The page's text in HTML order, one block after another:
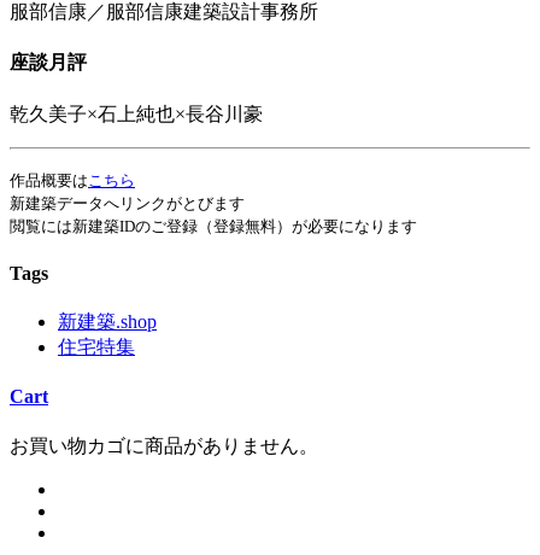
服部信康／服部信康建築設計事務所
座談月評
乾久美子×石上純也×長谷川豪
作品概要は こちら
新建築データへリンクがとびます
閲覧には新建築IDのご登録（登録無料）が必要になります
Tags
新建築.shop
住宅特集
Cart
お買い物カゴに商品がありません。